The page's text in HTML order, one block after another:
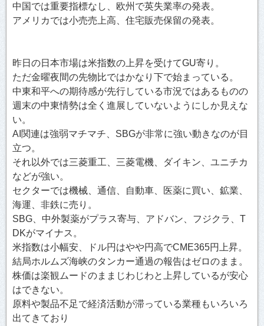
中国では重要指標なし、欧州で英失業率の発表。
アメリカでは小売売上高、住宅販売保留の発表。
昨日の日本市場は米指数の上昇を受けてGU寄り。
ただ金曜夜間の先物比ではかなり下で始まっている。
中東和平への期待感が先行している市況ではあるものの
週末の中東情勢は全く進展していないようにしか見えな
い。
AI関連は強弱マチマチ、SBGが非常に強い動きなのが目
立つ。
それ以外では三菱重工、三菱電機、ダイキン、ユニチカ
などが強い。
セクターでは機械、通信、自動車、医薬に買い、鉱業、
海運、非鉄に売り。
SBG、中外製薬がプラス寄与、アドバン、フジクラ、T
DKがマイナス。
米指数は小幅安、ドル円はやや円高でCME365円上昇。
結局ホルムズ海峡のタンカー通過の報告はゼロのまま。
株価は楽観ムードのままじわじわと上昇しているが安心
はできない。
原料や製品不足で経済活動が滞っている業種もいろいろ
出てきており